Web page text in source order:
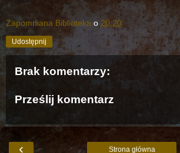
Zapomniana Biblioteka o 20:20
Udostępnij
Brak komentarzy:
Prześlij komentarz
‹ Strona główna